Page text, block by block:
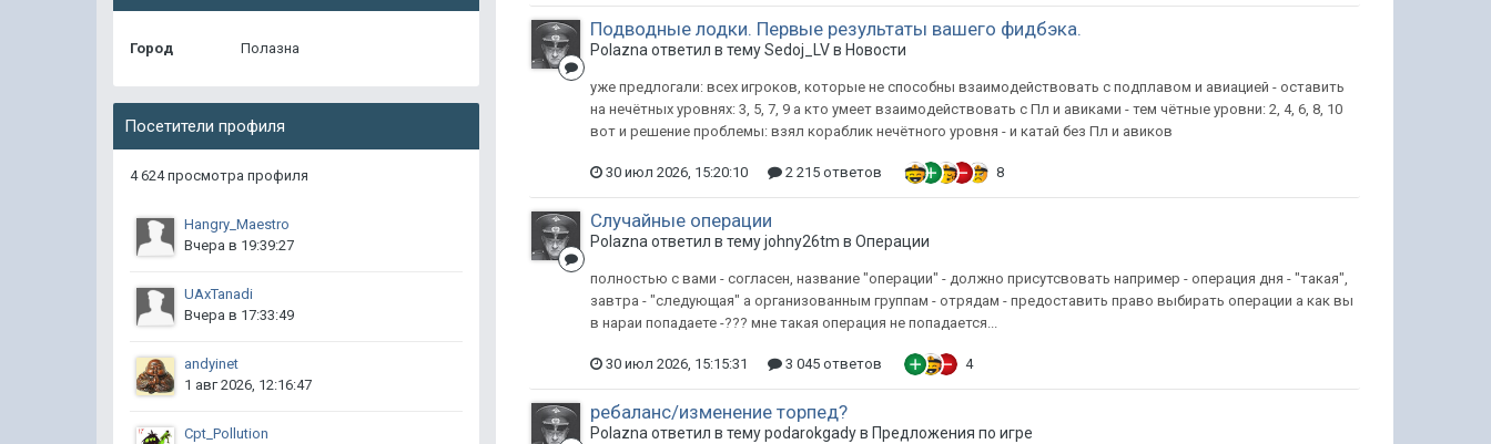
Город Полазна
Посетители профиля
4 624 просмотра профиля
Hangry_Maestro
Вчера в 19:39:27
UAxTanadi
Вчера в 17:33:49
andyinet
1 авг 2026, 12:16:47
Cpt_Pollution
Подводные лодки. Первые результаты вашего фидбэка.
Polazna ответил в тему Sedoj_LV в Новости
уже предлогали: всех игроков, которые не способны взаимодействовать с подплавом и авиацией - оставить
на нечётных уровнях: 3, 5, 7, 9 а кто умеет взаимодействовать с Пл и авиками - тем чётные уровни: 2, 4, 6, 8, 10
вот и решение проблемы: взял кораблик нечётного уровня - и катай без Пл и авиков
30 июл 2026, 15:20:10 2 215 ответов 8
Случайные операции
Polazna ответил в тему johny26tm вОперации
полностью с вами - согласен, название "операции" - должно присутсвовать например - операция дня - "такая",
завтра - "следующая" а организованным группам - отрядам - предоставить право выбирать операции а как вы
в нараи попадаете -??? мне такая операция не попадается...
30 июл 2026, 15:15:31 3 045 ответов 4
ребаланс/изменение торпед?
Polazna ответил в тему podarokgady в Предложения по игре